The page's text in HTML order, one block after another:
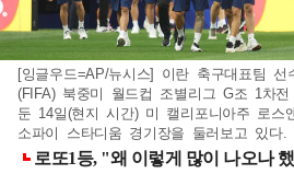
[잉글우드=AP/뉴시스] 이란 축구대표팀 선
(FIFA) 북중미 월드컵 조별리그 G조 1차
둔 14일(현지 시간) 미 캘리포니아주 로스
소파이 스타디움 경기장을 둘러보고 있다.